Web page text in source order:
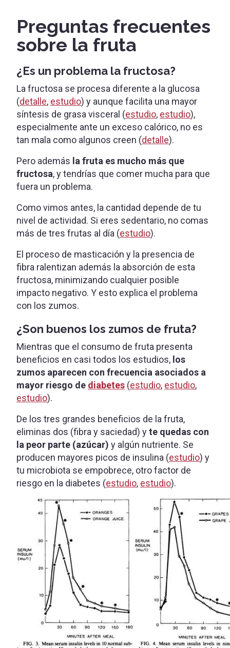
Preguntas frecuentes
sobre la fruta
¿Es un problema la fructosa?
La fructosa se procesa diferente a la glucosa
(detalle, estudio) y aunque facilita una mayor
síntesis de grasa visceral (estudio, estudio),
especialmente ante un exceso calórico, no es
tan mala como algunos creen (detalle).
Pero además la fruta es mucho más que
fructosa, y tendrías que comer mucha para que
fuera un problema.
Como vimos antes, la cantidad depende de tu
nivel de actividad. Si eres sedentario, no comas
más de tres frutas al día (estudio).
El proceso de masticación y la presencia de
fibra ralentizan además la absorción de esta
fructosa, minimizando cualquier posible
impacto negativo. Y esto explica el problema
con los zumos.
¿Son buenos los zumos de fruta?
Mientras que el consumo de fruta presenta
beneficios en casi todos los estudios, los
zumos aparecen con frecuencia asociados a
mayor riesgo de diabetes (estudio, estudio,
estudio).
De los tres grandes beneficios de la fruta,
eliminas dos (fibra y saciedad) yte quedas con
la peor parte (azúcar) y algún nutriente. Se
producen mayores picos de insulina (estudio) y
tu microbiota se empobrece, otro factor de
riesgo en la diabetes (estudio, estudio).